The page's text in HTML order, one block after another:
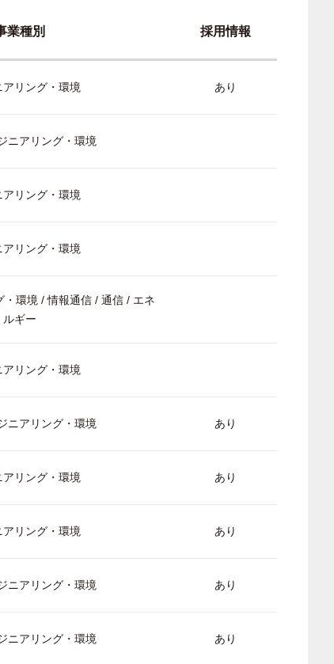
業種別 採用情報
アリング・環境 あり
ニアリング・環境
アリング・環境
アリング・環境
・環境 / 情報通信 / 通信 / エネ
ルギー
アリング・環境
ニアリング・環境 あり
アリング・環境 あり
アリング・環境 あり
ニアリング・環境 あり
ニアリング・環境 あり